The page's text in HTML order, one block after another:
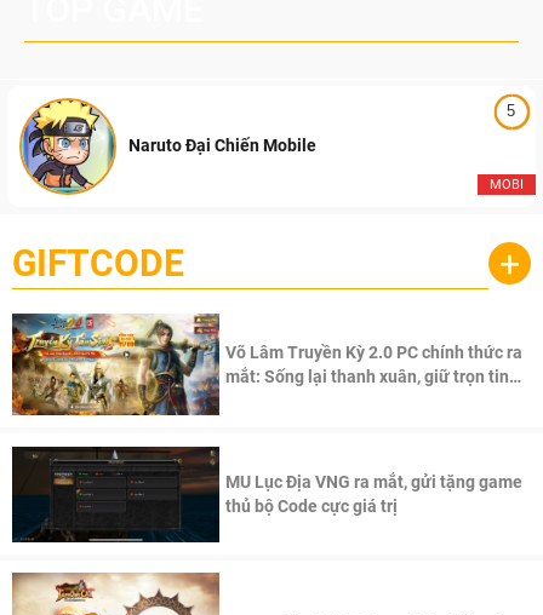
5
MOBI
Naruto Đại Chiến Mobile
GIFTCODE +
Võ Lâm Truyền Kỳ 2.0 PC chính thức ra
mắt: Sống lại thanh xuân, giữ trọn tinh
MU Lục Địa VNG ra mắt, gửi tặng game
thủ bộ Code cực giá trị